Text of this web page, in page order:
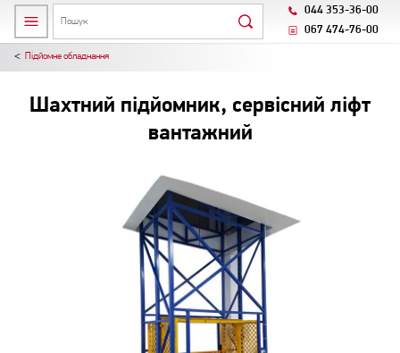
044 353-36-00
067 474-76-00
Підйомне обладнання
Шахтний підйомник, сервісний ліфт
вантажний